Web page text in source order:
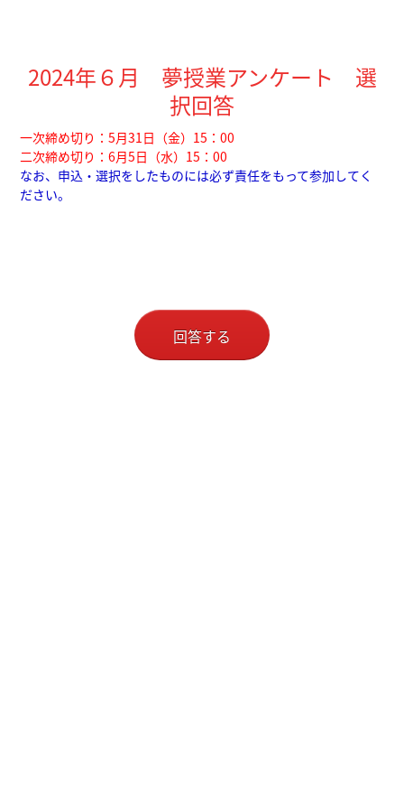
2024年６月 夢授業アンケート 選
択回答
一次締め切り ：5月31日（金）15：00
二次締め切り：6月5日（水）15：00
なお、申込・選択をしたものには必ず責任をもって参加してく
ださい。
回答する